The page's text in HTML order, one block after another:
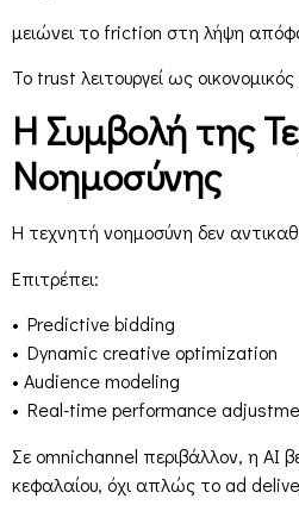
μειώνει το friction στη λήψη
Το trust λειτουργεί ως
Η Συμβολή της
Νοημοσύνης
Η τεχνητή νοημοσύνη δεν
Επιτρέπει:
• Predictive bidding
• Dynamic creative optimization
• Audience modeling
• Real-time performance
Σε omnichannel περιβάλλον, η AI
κεφαλαίου, όχι απλώς το ad